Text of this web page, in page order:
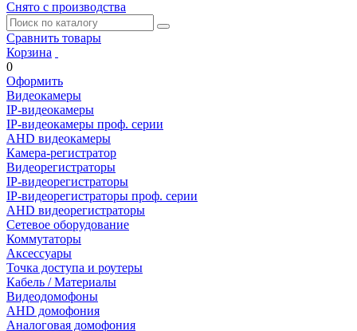
Снято с производства
Сравнить товары
Корзина
0
Оформить
Видеокамеры
IP-видеокамеры
IP-видеокамеры проф. серии
AHD видеокамеры
Камера-регистратор
Видеорегистраторы
IP-видеорегистраторы
IP-видеорегистраторы проф. серии
AHD видеорегистраторы
Сетевое оборудование
Коммутаторы
Аксессуары
Точка доступа и роутеры
Кабель / Материалы
Видеодомофоны
AHD домофония
Аналоговая домофония